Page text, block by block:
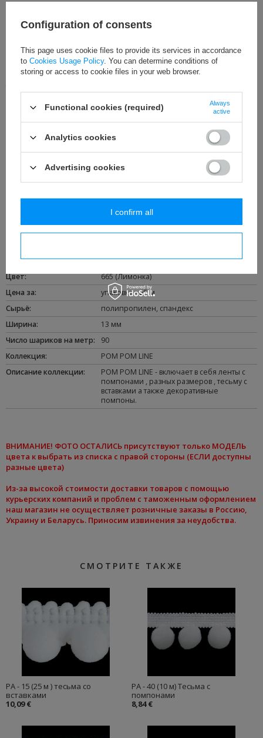
Покупайте и спокойно проверяйте дома. На протяжении14дня/
дней Вы можете вернуть товар без объяснения причины.
Подробнее
ЭТОТ ТОВАР НЕДОСТУПЕН В НАШИХ МАГАЗИНАХ
Вы можете купить этот продукт, не оформляя заказ в Интернете, а
в одном из наших магазинов в Вашем городе. Проверьте сейчас,
Поверить наличие
Цвет:
665 (Лимонка)
Цена за:
упаковка – 25 м
Сырьё: полипропилен, спандекс
Ширина:
13 мм
Число шариков на метр:
90
Коллекция:
POM POM LINE
Oписание коллекции:
POM POM LINE - включает в себя ленты с
помпонами , разных размеров , тесьму с
вставками а также декоративные
помпоны.
ВНИМАНИЕ! ФОТО ОСТАЛИСЬ присутствуют только МОДЕЛЬ
цвета к выбрать из списка с правой стороны (ЕСЛИ доступны
разные цвета)
Из-за высокой стоимости доставки товаров с помощью
курьерских компаний и проблем с таможенным оформлением
наш магазин не осуществляет розничные заказы в Россию,
Украину и Беларусь. Приносим извинения за неудобства.
СМОТРИТЕ ТАКЖЕ
PA - 15 (25 м ) тесьма со
вставками
10,09 €
PA - 40 (10 м) Тесьма с
помпонами
8,84 €
Configuration of consents
This page uses cookie files to provide its services in accordance
to Cookies Usage Policy. You can determine conditions of
storing or access to cookie files in your web browser.
Functional cookies (required)
Always
active
Analytics cookies
Advertising cookies
I confirm all